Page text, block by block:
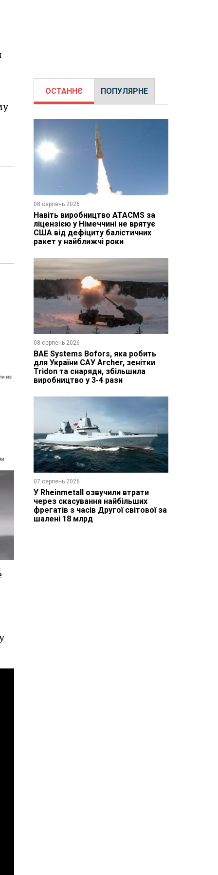
ОСТАННЄ ПОПУЛЯРНЕ
08 серпень 2026
Навіть виробництво ATACMS за
ліцензією у Німеччині не врятує
США від дефіциту балістичних
ракет у найближчі роки
08 серпень 2026
BAE Systems Bofors, яка робить
для України САУ Archer, зенітки
Tridon та снаряди, збільшила
виробництво у 3-4 рази
07 серпень 2026
У Rheinmetall озвучили втрати
через скасування найбільших
фрегатів з часів Другої світової за
шалені 18 млрд